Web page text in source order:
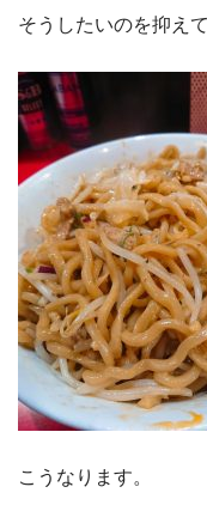
そうしたいのを抑え
こうなります。